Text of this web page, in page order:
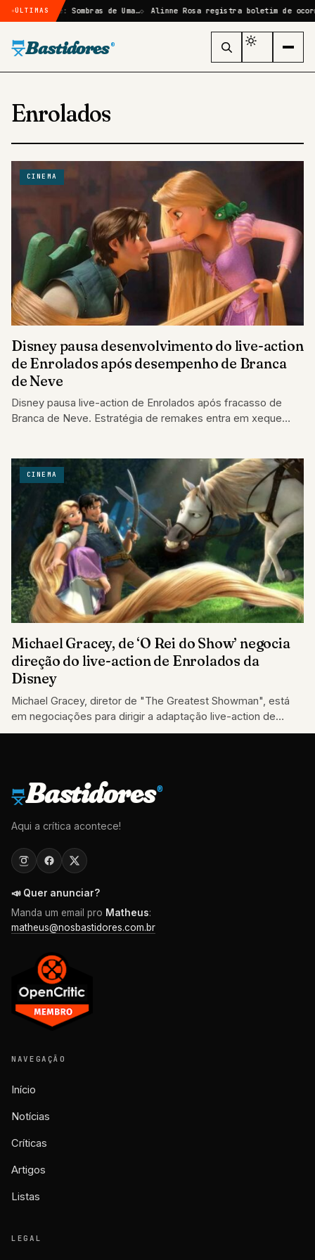
ÚLTIMAS
em Elize: Sombras de Uma… Alinne Rosa registra boletim de
Bastidores ®
Enrolados
CINEMA
Disney pausa desenvolvimento do live-action
de Enrolados após desempenho de Branca
de Neve
Disney pausa live-action de Enrolados após fracasso de
Branca de Neve. Estratégia de remakes entra em xeque
CINEMA
Michael Gracey, de ‘O Rei do Show’ negocia
direção do live-action de Enrolados da
Disney
Michael Gracey, diretor de "The Greatest Showman", está
em negociações para dirigir a adaptação live-action de
Enrolados da Disney.
Bastidores®
Aqui a crítica acontece!
📣 Quer anunciar?
Manda um email pro Matheus:
matheus@nosbastidores.com.br
NAVEGAÇÃO
Início
Notícias
Críticas
Artigos
Listas
LEGAL